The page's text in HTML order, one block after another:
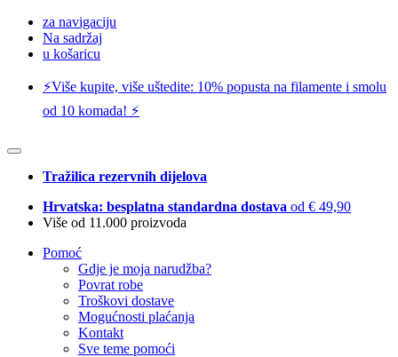
za navigaciju
Na sadržaj
u košaricu
⚡️Više kupite, više uštedite: 10% popusta na filamente i smolu
od 10 komada! ⚡️
Tražilica rezervnih dijelova
Hrvatska: besplatna standardna dostava od € 49,90
Više od 11.000 proizvoda
Pomoć
Gdje je moja narudžba?
Povrat robe
Troškovi dostave
Mogućnosti plaćanja
Kontakt
Sve teme pomoći